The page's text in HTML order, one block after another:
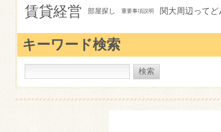
賃貸経営 部屋探し 重要事項説明 関大周辺って
キーワード検索